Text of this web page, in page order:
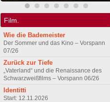
Film.
Wie die Bademeister
Der Sommer und das Kino – Vorspann
07/26
Zurück zur Tiefe
„Vaterland“ und die Renaissance des
Schwarzweißfilms – Vorspann 06/26
Identitti
Start: 12.11.2026